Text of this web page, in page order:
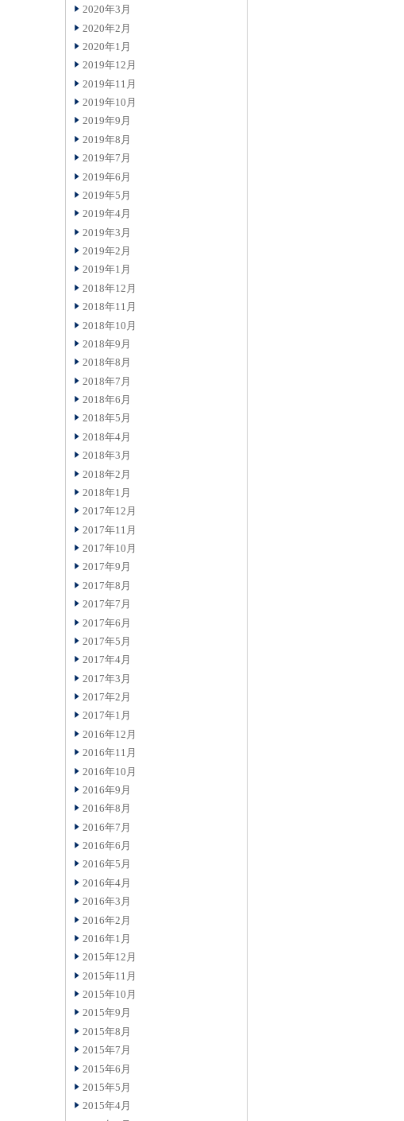
2020年3月
2020年2月
2020年1月
2019年12月
2019年11月
2019年10月
2019年9月
2019年8月
2019年7月
2019年6月
2019年5月
2019年4月
2019年3月
2019年2月
2019年1月
2018年12月
2018年11月
2018年10月
2018年9月
2018年8月
2018年7月
2018年6月
2018年5月
2018年4月
2018年3月
2018年2月
2018年1月
2017年12月
2017年11月
2017年10月
2017年9月
2017年8月
2017年7月
2017年6月
2017年5月
2017年4月
2017年3月
2017年2月
2017年1月
2016年12月
2016年11月
2016年10月
2016年9月
2016年8月
2016年7月
2016年6月
2016年5月
2016年4月
2016年3月
2016年2月
2016年1月
2015年12月
2015年11月
2015年10月
2015年9月
2015年8月
2015年7月
2015年6月
2015年5月
2015年4月